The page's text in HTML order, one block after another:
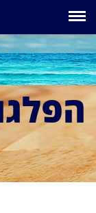
Toggle navigation